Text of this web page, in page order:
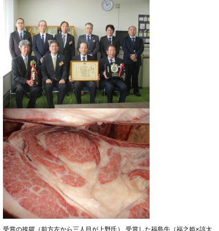
受賞の挨拶（前方左から三人目が上野氏） 受賞した福島牛（福之姫×諒太